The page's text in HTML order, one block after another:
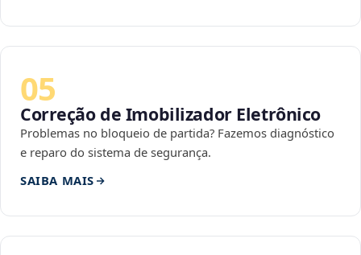
05
Correção de Imobilizador Eletrônico
Problemas no bloqueio de partida? Fazemos diagnóstico
e reparo do sistema de segurança.
SAIBA MAIS